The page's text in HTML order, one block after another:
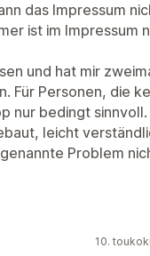
das Impressum
ist im Impressum
und hat mir
Für Personen, die
nur bedingt sinnvoll.
leicht
Problem
10.